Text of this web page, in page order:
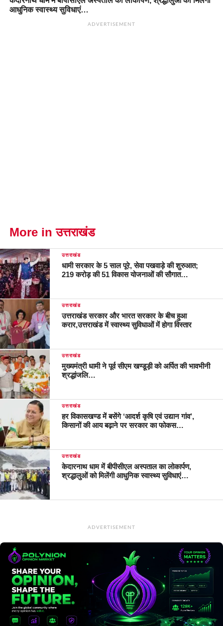
आधुनिक स्वास्थ्य सुविधाएं…
ADVERTISEMENT
More in उत्तराखंड
उत्तराखंड
धामी सरकार के 5 साल पूरे, सेवा पखवाड़े की शुरुआत;
219 करोड़ की 51 विकास योजनाओं की सौगात…
उत्तराखंड
उत्तराखंड सरकार और भारत सरकार के बीच हुआ
करार,उत्तराखंड में स्वास्थ्य सुविधाओं में होगा विस्तार
उत्तराखंड
मुख्यमंत्री धामी ने पूर्व सीएम खण्डूड़ी को अर्पित की भावभीनी
श्रद्धांजलि…
उत्तराखंड
हर विकासखण्ड में बसेंगे ‘आदर्श कृषि एवं उद्यान गांव’,
किसानों की आय बढ़ाने पर सरकार का फोकस…
उत्तराखंड
केदारनाथ धाम में बीपीसीएल अस्पताल का लोकार्पण,
श्रद्धालुओं को मिलेंगी आधुनिक स्वास्थ्य सुविधाएं…
ADVERTISEMENT